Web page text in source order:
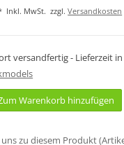
Inkl. MwSt. zzgl.Versandkosten
versandfertig - Lieferzeit
Warenkorb hinzufügen
uns zu diesem Produkt